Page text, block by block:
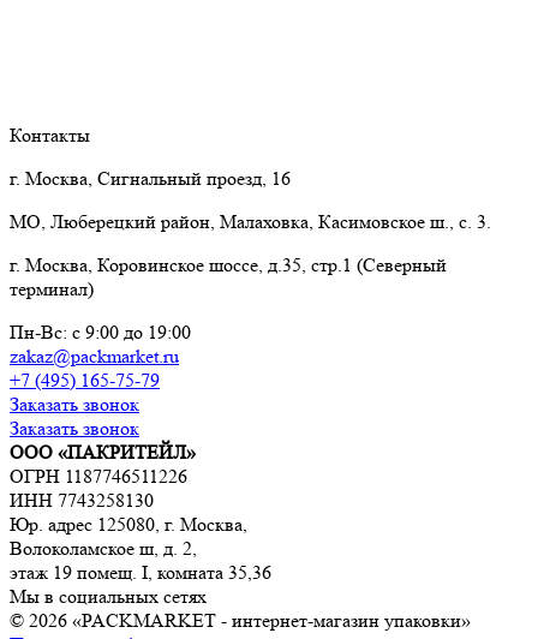
Контакты
г. Москва, Сигнальный проезд, 16
МО, Люберецкий район, Малаховка, Касимовское ш., с. 3.
г. Москва, Коровинское шоссе, д.35, стр.1 (Северный
терминал)
Пн-Вс: с 9:00 до 19:00
zakaz@packmarket.ru
+7 (495) 165-75-79
Заказать звонок
Заказать звонок
ООО «ПАКРИТЕЙЛ»
ОГРН 1187746511226
ИНН 7743258130
Юр. адрес 125080, г. Москва,
Волоколамское ш, д. 2,
этаж 19 помещ. I, комната 35,36
Мы в социальных сетях
© 2026 «PACKMARKET - интернет-магазин упаковки»